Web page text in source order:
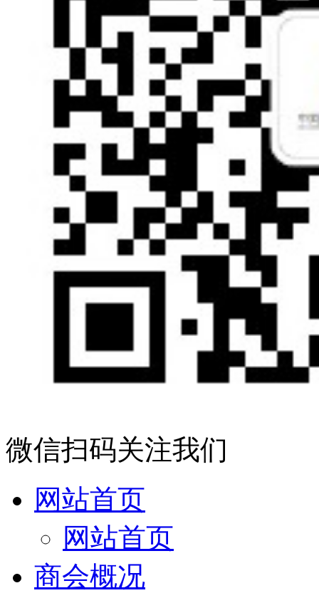
微信扫码关注我们
网站首页
网站首页
商会概况